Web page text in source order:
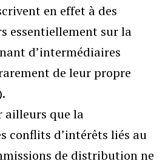
en effet à des
essentiellement sur la
d’intermédiaires
de leur propre
ailleurs que la
conflits d’intérêts liés au
de distribution ne